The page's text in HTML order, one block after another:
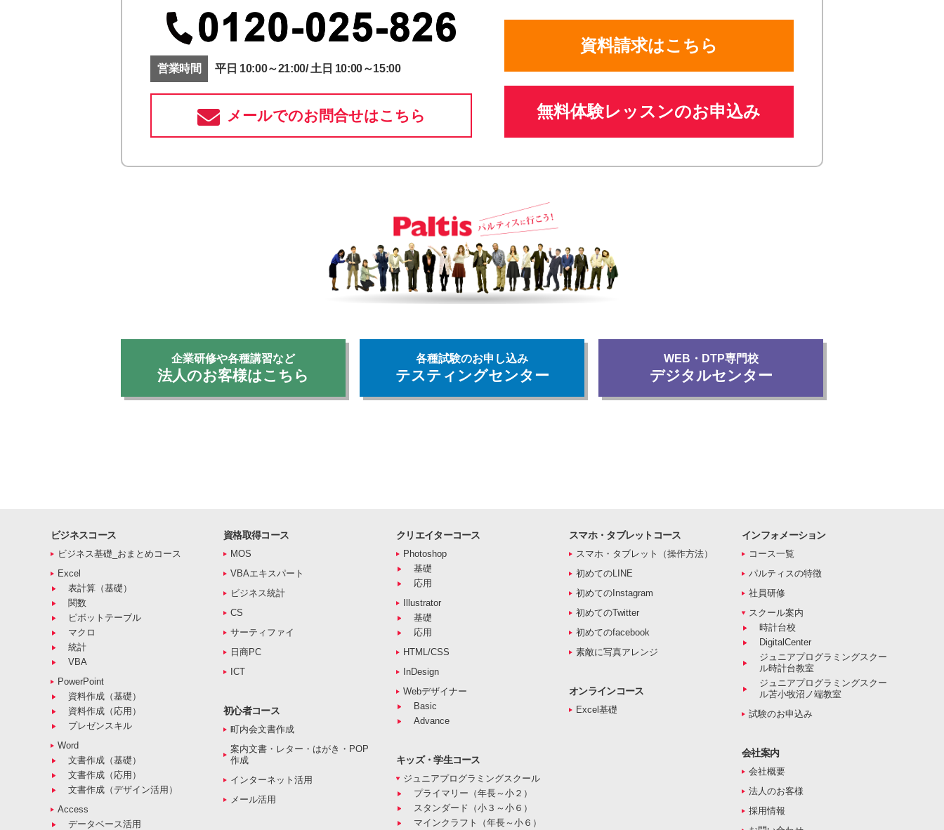
営業時間 平日 10:00～21:00/ 土日 10:00～15:00
メールでのお問合せはこちら
資料請求はこちら
無料体験レッスンのお申込み
企業研修や各種講習など
法人のお客様はこちら
各種試験のお申し込み
テスティングセンター
WEB・DTP専門校
デジタルセンター
ビジネスコース
ビジネス基礎_おまとめコース
Excel
表計算（基礎）
関数
ピボットテーブル
マクロ
統計
VBA
PowerPoint
資料作成（基礎）
資料作成（応用）
プレゼンスキル
Word
文書作成（基礎）
文書作成（応用）
文書作成（デザイン活用）
Access
データベース活用
資格取得コース
MOS
VBAエキスパート
ビジネス統計
CS
サーティファイ
日商PC
ICT
初心者コース
町内会文書作成
案内文書・レター・はがき・POP
作成
インターネット活用
メール活用
クリエイターコース
Photoshop
基礎
応用
Illustrator
基礎
応用
HTML/CSS
InDesign
Webデザイナー
Basic
Advance
キッズ・学生コース
ジュニアプログラミングスクール
プライマリー（年長～小２）
スタンダード（小３～小６）
マインクラフト（年長～小６）
スマホ・タブレットコース
スマホ・タブレット（操作方法）
初めてのLINE
初めてのInstagram
初めてのTwitter
初めてのfacebook
素敵に写真アレンジ
オンラインコース
Excel基礎
インフォメーション
コース一覧
パルティスの特徴
社員研修
スクール案内
時計台校
DigitalCenter
ジュニアプログラミングスクー
ル時計台教室
ジュニアプログラミングスクー
ル苫小牧沼ノ端教室
試験のお申込み
会社案内
会社概要
法人のお客様
採用情報